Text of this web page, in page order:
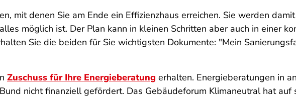
mit denen Sie am Ende ein Effizienzhaus erreichen. Sie werden
möglich ist. Der Plan kann in kleinen Schritten aber auch in einer
Sie die beiden für Sie wichtigsten Dokumente: "Mein
Zuschuss für Ihre Energieberatung erhalten. Energieberatungen in
nicht finanziell gefördert. Das Gebäudeforum Klimaneutral hat auf